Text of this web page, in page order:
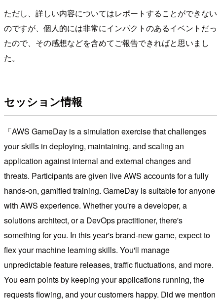
ただし、詳しい内容についてはレポートすることができない
のですが、個人的には非常にインパクトのあるイベントだっ
たので、その感想などを含めてご報告できればと思いまし
た。
セッション情報
AWS GameDay is a simulation exercise that challenges
your skills in deploying, maintaining, and scaling an
application against internal and external changes and
threats. Participants are given live AWS accounts for a fully
hands-on, gamified training. GameDay is suitable for anyone
with AWS experience. Whether you're a developer, a
solutions architect, or a DevOps practitioner, there's
something for you. In this year's brand-new game, expect to
flex your machine learning skills. You'll manage
unpredictable feature releases, traffic fluctuations, and more.
You earn points by keeping your applications running, the
requests flowing, and your customers happy. Did we mention